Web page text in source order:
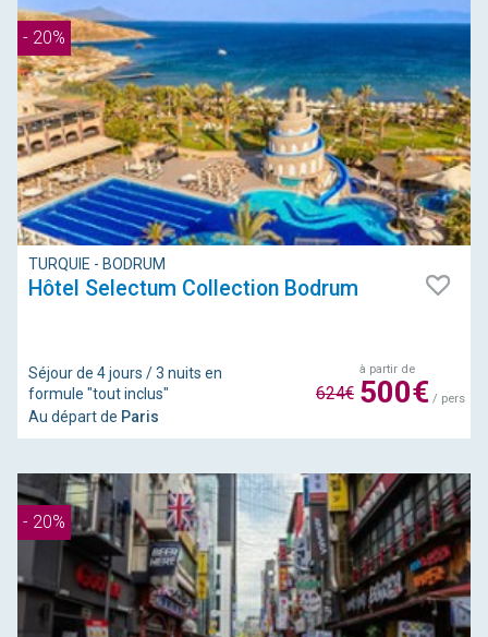
- 20%
TURQUIE - BODRUM
Hôtel Selectum Collection Bodrum
Séjour de 4 jours / 3 nuits en
formule "tout inclus"
Au départ de Paris
à partir de
500€/ pers
624€
- 20%